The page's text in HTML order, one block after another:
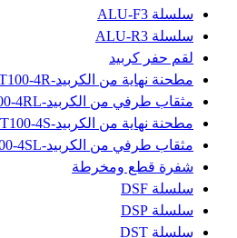
سلسلة ALU-F3
سلسلة ALU-R3
لقم حفر كربيد
مطحنة نهاية من الكربيد-ST100-4R
مثقاب طرفي من الكربيد-ST100-4RL
مطحنة نهاية من الكربيد-ST100-4S
مثقاب طرفي من الكربيد-ST100-4SL
شفرة قطع ومخرطة
سلسلة DSF
سلسلة DSP
سلسلة DST